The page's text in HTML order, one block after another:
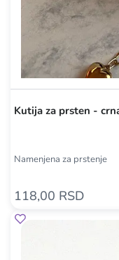
Kutija za prsten -
Namenjena za prstenje
118,00 RSD